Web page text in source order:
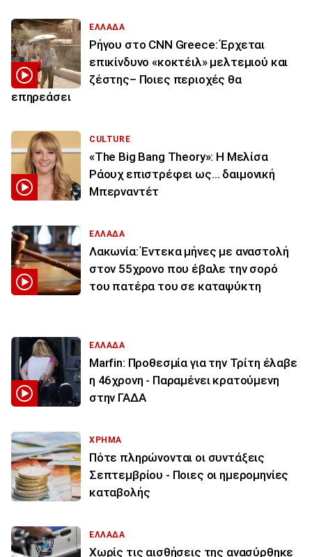
ΕΛΛΑΔΑ
Ρήγου στο CNN Greece: Έρχεται
επικίνδυνο «κοκτέιλ» μελτεμιού και
ζέστης– Ποιες περιοχές θα
επηρεάσει
CULTURE
«The Big Bang Theory»: Η Μελίσα
Ράουχ επιστρέφει ως… δαιμονική
Μπερναντέτ
ΕΛΛΑΔΑ
Λακωνία: Έντεκα μήνες με αναστολή
στον 55χρονο που έβαλε την σορό
του πατέρα του σε καταψύκτη
ΕΛΛΑΔΑ
Marfin: Προθεσμία για την Τρίτη έλαβε
η 46χρονη - Παραμένει κρατούμενη
στην ΓΑΔΑ
ΧΡΗΜΑ
Πότε πληρώνονται οι συντάξεις
Σεπτεμβρίου - Ποιες οι ημερομηνίες
καταβολής
ΕΛΛΑΔΑ
Χωρίς τις αισθήσεις της ανασύρθηκε